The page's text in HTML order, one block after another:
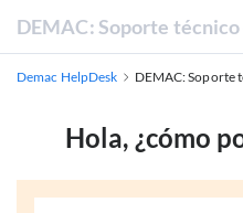
DEMAC: Soporte
Demac HelpDesk DEMAC: Soporte
Hola, ¿cómo